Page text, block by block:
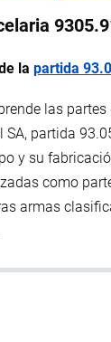
la partida
las
partida
y su
como
armas